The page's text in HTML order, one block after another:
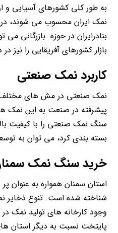
به طور کلی کشورهای آسیایی و
نمک ایران محسوب می شوند،
بنادرایران در حوزه بازرگانی
بازار کشورهای آفریقایی را نیز
کاربرد نمک صنعتی
نمک صنعتی در مش های
پیشرفته در صنعت به این نمک ها
سنگ نمک صنعتی را با کیفیت
بسته بندی کرد، می توان به
خرید سنگ نمک
استان سمنان همواره به عنوان
شناخته شده است. تنوع ذخایر
وجود کارخانه های تولید نمک
پایتخت نسبت به دیگر استان